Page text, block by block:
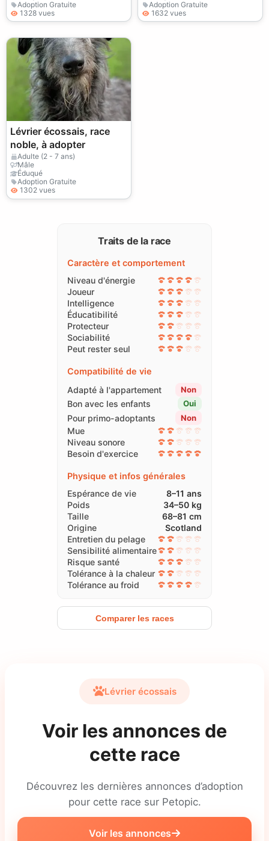
Adoption Gratuite
1328 vues
Adoption Gratuite
1632 vues
Lévrier écossais, race
noble, à adopter
Adulte (2 - 7 ans)
Mâle
Éduqué
Adoption Gratuite
1302 vues
Traits de la race
Caractère et comportement
Niveau d'énergie
Joueur
Intelligence
Éducatibilité
Protecteur
Sociabilité
Peut rester seul
Compatibilité de vie
Adapté à l'appartement
Non
Bon avec les enfants Oui
Pour primo-adoptants Non
Mue
Niveau sonore
Besoin d'exercice
Physique et infos générales
Espérance de vie
8–11 ans
Poids
34–50 kg
Taille
68–81 cm
Origine
Scotland
Entretien du pelage
Sensibilité alimentaire
Risque santé
Tolérance à la chaleur
Tolérance au froid
Comparer les races
Lévrier écossais
Voir les annonces de
cette race
Découvrez les dernières annonces d’adoption
pour cette race sur Petopic.
Voir les annonces